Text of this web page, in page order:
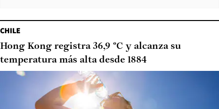
CHILE
Hong Kong registra 36,9 °C y alcanza su
temperatura más alta desde 1884